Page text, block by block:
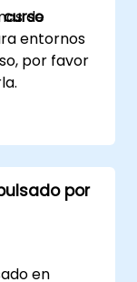
de
entornos
curso
por favor
por
en